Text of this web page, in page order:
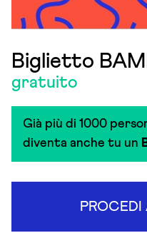
Biglietto
gratuito
Già più di 1000
diventa anche tu un